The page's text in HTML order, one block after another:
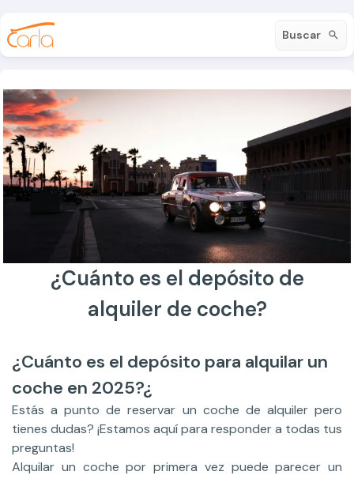
Buscar
¿Cuánto es el depósito de
alquiler de coche?
¿Cuánto es el depósito para alquilar un
coche en 2025?¿
Estás a punto de reservar un coche de alquiler pero
tienes dudas? ¡Estamos aquí para responder a todas tus
preguntas!
Alquilar un coche por primera vez puede parecer un